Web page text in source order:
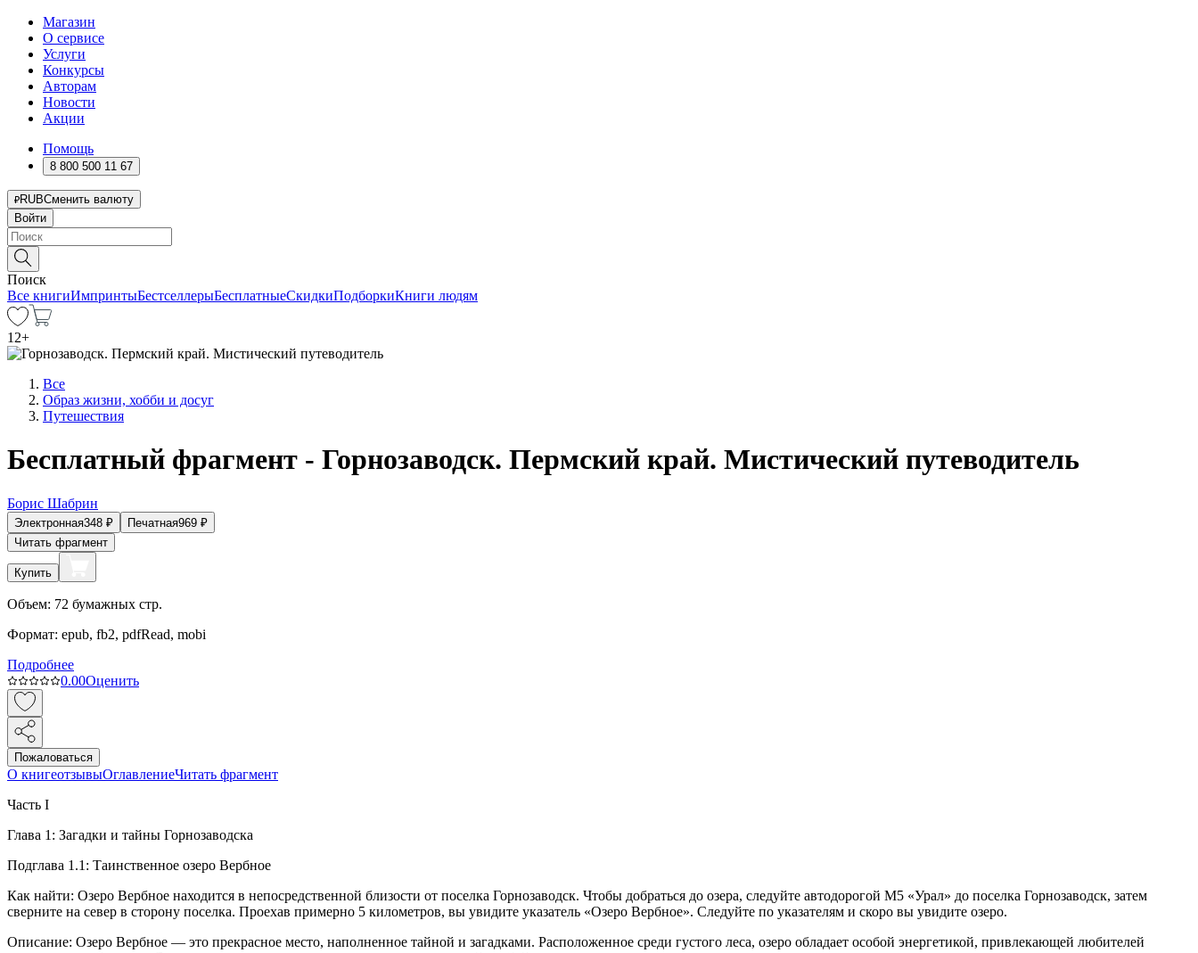
Магазин
О сервисе
Услуги
Конкурсы
Авторам
Новости
Акции
Помощь
8 800 500 11 67
RUBСменить валюту
Войти
Поиск
Все книгиИмпринтыБестселлерыБесплатныеСкидкиПодборкиКниги людям
12+
Все
Образ жизни, хобби и досуг
Путешествия
Бесплатный фрагмент - Горнозаводск. Пермский край. Мистический путеводитель
Борис Шабрин
Электронная348 ₽ Печатная969 ₽
Читать фрагмент
Купить
Объем: 72 бумажных стр.
Формат: epub, fb2, pdfRead, mobi
Подробнее
0.00Оценить
Пожаловаться
О книгеотзывыОглавлениеЧитать фрагмент
Часть I
Глава 1: Загадки и тайны Горнозаводска
Подглава 1.1: Таинственное озеро Вербное
Как найти: Озеро Вербное находится в непосредственной близости от поселка Горнозаводск. Чтобы добраться до озера, следуйте автодорогой М5 «Урал» до поселка Горнозаводск, затем
сверните на север в сторону поселка. Проехав примерно 5 километров, вы увидите указатель «Озеро Вербное». Следуйте по указателям и скоро вы увидите озеро.
Описание: Озеро Вербное — это прекрасное место, наполненное тайной и загадками. Расположенное среди густого леса, озеро обладает особой энергетикой, привлекающей любителей